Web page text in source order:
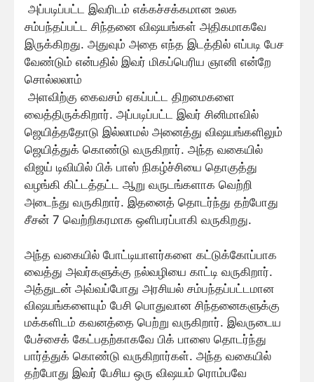
அப்படிப்பட்ட இவரிடம் எக்கச்சக்கமான உலக
சம்பந்தப்பட்ட சிந்தனை விஷயங்கள் அதிகமாகவே
இருக்கிறது. அதுவும் அதை எந்த இடத்தில் எப்படி பேச
வேண்டும் என்பதில் இவர் மிகப்பெரிய ஞானி என்றே
சொல்லலாம்
அளவிற்கு கைவசம் ஏகப்பட்ட திறமைகளை
வைத்திருக்கிறார். அப்படிப்பட்ட இவர் சினிமாவில்
ஜெயித்ததோடு இல்லாமல் அனைத்து விஷயங்களிலும்
ஜெயித்துக் கொண்டு வருகிறார். அந்த வகையில்
விஜய் டிவியில் பிக் பாஸ் நிகழ்ச்சியை தொகுத்து
வழங்கி கிட்டத்தட்ட ஆறு வருடங்களாக வெற்றி
அடைந்து வருகிறார். இதனைத் தொடர்ந்து தற்போது
சீசன் 7 வெற்றிகரமாக ஒளிபரப்பாகி வருகிறது.
அந்த வகையில் போட்டியாளர்களை கட்டுக்கோப்பாக
வைத்து அவர்களுக்கு நல்வழியை காட்டி வருகிறார்.
அத்துடன் அவ்வப்போது அரசியல் சம்பந்தப்பட்டமான
விஷயங்களையும் பேசி பொதுவான சிந்தனைகளுக்கு
மக்களிடம் கவனத்தை பெற்று வருகிறார். இவருடைய
பேச்சைக் கேட்பதற்காகவே பிக் பாஸை தொடர்ந்து
பார்த்துக் கொண்டு வருகிறார்கள். அந்த வகையில்
தற்போது இவர் பேசிய ஒரு விஷயம் ரொம்பவே